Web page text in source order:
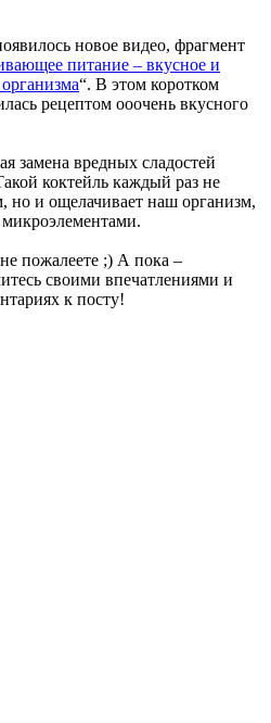
новое видео, фрагмент
питание – вкусное и
“. В этом коротком
рецептом ооочень вкусного
замена вредных сладостей
коктейль каждый раз не
но и ощелачивает наш организм,
пожалеете ;) А пока –
своими впечатлениями и
к посту!